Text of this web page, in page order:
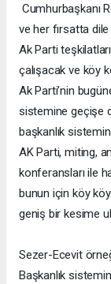
Cumhurbaşkanı
ve her fırsatta dile
Ak Parti
çalışacak ve köy
Ak Parti’nin
sistemine geçişe
başkanlık
AK Parti, miting,
konferansları ile
bunun için köy
geniş bir kesime
Sezer-Ecevit
Başkanlık